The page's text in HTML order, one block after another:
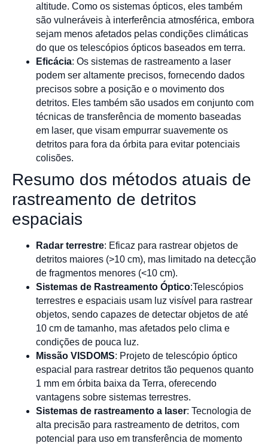
altitude. Como os sistemas ópticos, eles também
são vulneráveis à interferência atmosférica, embora
sejam menos afetados pelas condições climáticas
do que os telescópios ópticos baseados em terra.
Eficácia: Os sistemas de rastreamento a laser
podem ser altamente precisos, fornecendo dados
precisos sobre a posição e o movimento dos
detritos. Eles também são usados em conjunto com
técnicas de transferência de momento baseadas
em laser, que visam empurrar suavemente os
detritos para fora da órbita para evitar potenciais
colisões.
Resumo dos métodos atuais de
rastreamento de detritos
espaciais
Radar terrestre: Eficaz para rastrear objetos de
detritos maiores (>10 cm), mas limitado na detecção
de fragmentos menores (<10 cm).
Sistemas de Rastreamento Óptico:Telescópios
terrestres e espaciais usam luz visível para rastrear
objetos, sendo capazes de detectar objetos de até
10 cm de tamanho, mas afetados pelo clima e
condições de pouca luz.
Missão VISDOMS: Projeto de telescópio óptico
espacial para rastrear detritos tão pequenos quanto
1 mm em órbita baixa da Terra, oferecendo
vantagens sobre sistemas terrestres.
Sistemas de rastreamento a laser: Tecnologia de
alta precisão para rastreamento de detritos, com
potencial para uso em transferência de momento